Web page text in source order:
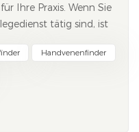
Ihre Praxis. Wenn Sie
tätig sind, ist
für mehr
Ihrer Patienten und
Handvenenfinder